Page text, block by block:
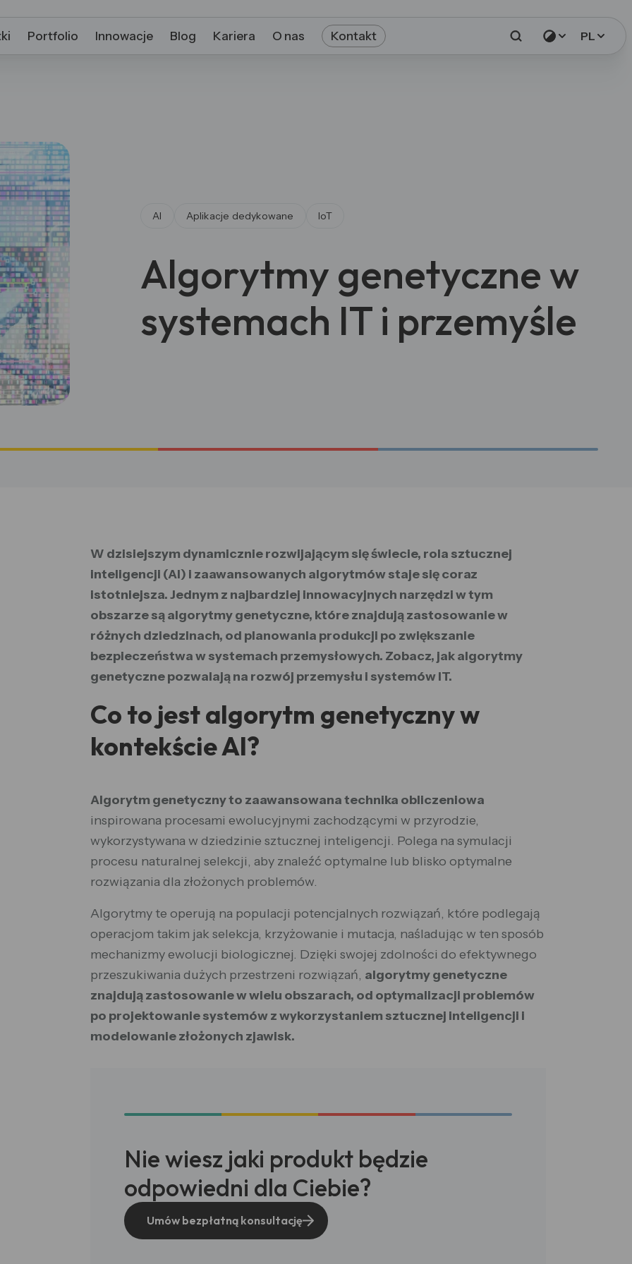
Portfolio Innowacje Blog Kariera O nas Kontakt PL
AI Aplikacje dedykowane IoT
Algorytmy genetyczne w
systemach IT i przemyśle
W dzisiejszym dynamicznie rozwijającym się świecie, rola sztucznej
inteligencji (AI) i zaawansowanych algorytmów staje się coraz
istotniejsza. Jednym z najbardziej innowacyjnych narzędzi w tym
obszarze są algorytmy genetyczne, które znajdują zastosowanie w
różnych dziedzinach, od planowania produkcji po zwiększanie
bezpieczeństwa w systemach przemysłowych. Zobacz, jak algorytmy
genetyczne pozwalają na rozwój przemysłu i systemów IT.
Co to jest algorytm genetyczny w
kontekście AI?
Algorytm genetyczny to zaawansowana technika obliczeniowa
inspirowana procesami ewolucyjnymi zachodzącymi w przyrodzie,
wykorzystywana w dziedzinie sztucznej inteligencji. Polega na symulacji
procesu naturalnej selekcji, aby znaleźć optymalne lub blisko optymalne
rozwiązania dla złożonych problemów.
Algorytmy te operują na populacji potencjalnych rozwiązań, które podlegają
operacjom takim jak selekcja, krzyżowanie i mutacja, naśladując w ten sposób
mechanizmy ewolucji biologicznej. Dzięki swojej zdolności do efektywnego
przeszukiwania dużych przestrzeni rozwiązań, algorytmy genetyczne
znajdują zastosowanie w wielu obszarach, od optymalizacji problemów
po projektowanie systemów z wykorzystaniem sztucznej inteligencji i
modelowanie złożonych zjawisk.
Nie wiesz jaki produkt będzie
odpowiedni dla Ciebie?
Umów bezpłatną konsultację